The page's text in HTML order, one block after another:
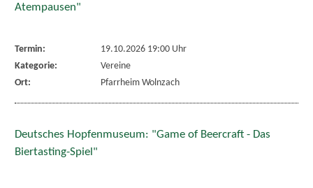
Atempausen"
Termin:
19.10.2026 19:00 Uhr
Kategorie:
Vereine
Ort:
Pfarrheim Wolnzach
Deutsches Hopfenmuseum: "Game of Beercraft - Das
Biertasting-Spiel"